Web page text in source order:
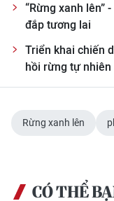
“Rừng xanh lên”
đắp tương lai
Triển khai chiến
hồi rừng tự nhiên
Rừng xanh lên
CÓ THỂ